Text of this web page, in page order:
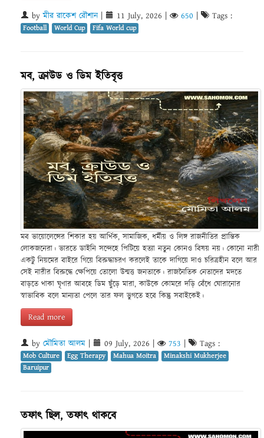
byমীর রাকেশ রৌশান| 11 July, 2026 | 650 | Tags :
Football World Cup Fifa World cup
মব, ক্রাউড ও ডিম ইতিবৃত্ত
মব ভায়োলেন্সের শিকার হয় আর্থিক, সামাজিক, ধর্মীয় ও লিঙ্গ রাজনীতির প্রান্তিক
লোকজনেরা। ভারতে ডাইনি সন্দেহে পিটিয়ে হত্যা নতুন কোনও বিষয় নয়। কোনো নারী
একটু নিয়মের বাইরে গিয়ে বিরুদ্ধাচরণ করলেই তাকে দাগিয়ে দাও চরিত্রহীন বলে আর
সেই নারীর বিরুদ্ধে ক্ষেপিয়ে তোলো উন্মত্ত জনতাকে। রাজনৈতিক নেতাদের মদতে
বাড়তে থাকা ঘৃণার আবহে ডিম ছুঁড়ে মারা, কাউকে কোমরে দড়ি বেঁধে ঘোরানোর
স্বাভাবিক বলে মান্যতা পেলে তার ফল ভুগতে হবে কিন্তু সবাইকেই।
Read more
by মৌমিতা আলম | 09 July, 2026 | 753 | Tags :
Mob Culture Egg Therapy Mahua Moitra
Minakshi Mukherjee
Baruipur
তফাৎ ছিল, তফাৎ থাকবে